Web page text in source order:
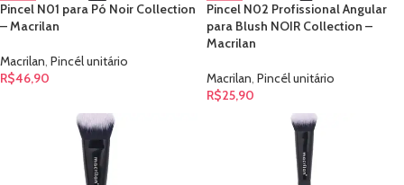
Pincel N01 para Pó Noir Collection
– Macrilan
Macrilan, Pincél unitário
R$46,90
Pincel N02 Profissional Angular
para Blush NOIR Collection –
Macrilan
Macrilan, Pincél unitário
R$25,90